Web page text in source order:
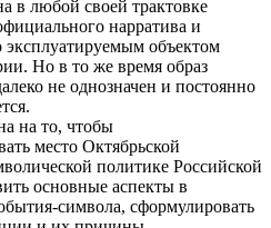
в любой своей трактовке
нарратива и
эксплуатируемым объектом
Но в то же время образ
не однозначен и постоянно
на то, чтобы
место Октябрьской
политике Российской
основные аспекты в
символа, сформулировать